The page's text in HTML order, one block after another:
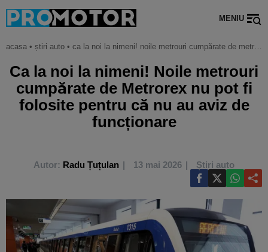
MENIU
acasa • știri auto • ca la noi la nimeni! noile metrouri cumpărate de metrorex nu pot fi folosite pentru că nu au aviz de funcționare
Ca la noi la nimeni! Noile metrouri
cumpărate de Metrorex nu pot fi
folosite pentru că nu au aviz de
funcționare
Autor: Radu Țuțulan 13 mai 2026 Știri auto